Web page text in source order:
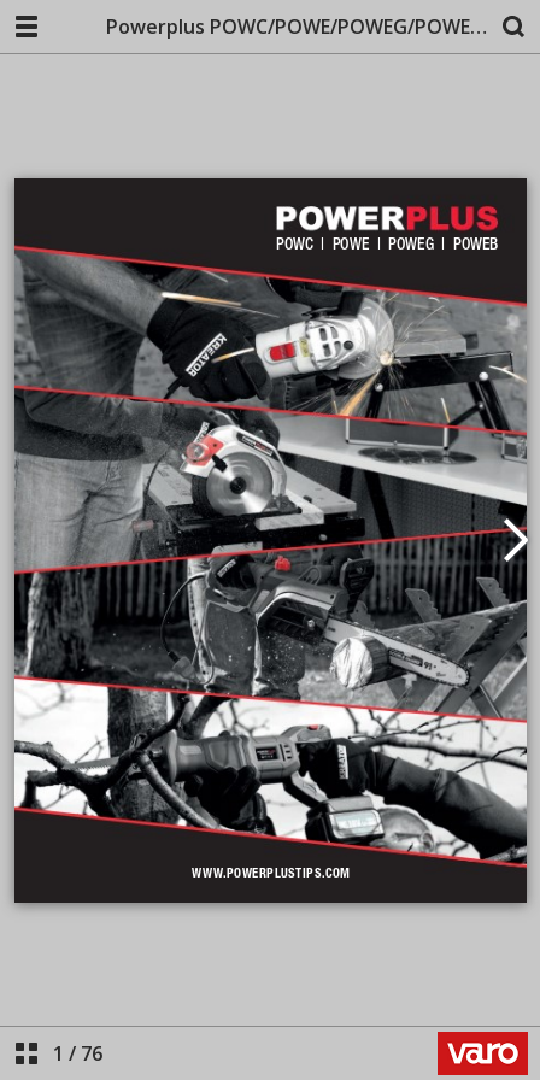
Powerplus POWC/POWE/POWEG/POWEB/POWEBG
1 / 76